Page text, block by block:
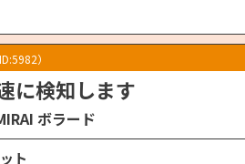
）
に検知します
ボラード
ト